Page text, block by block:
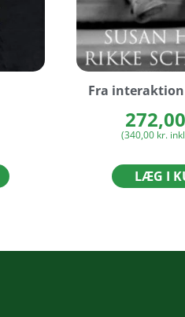
Fra
(340,00 kr.
LÆG I